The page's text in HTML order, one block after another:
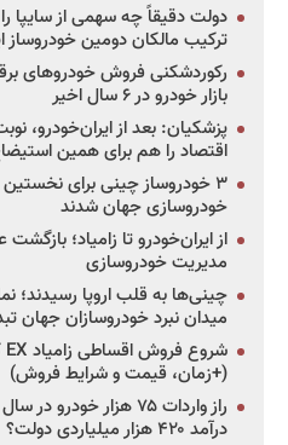
دولت دقیقاً چه سهمی از سایپا
ترکیب مالکان دومین خودروساز
رکوردشکنی فروش خودروهای
بازار خودرو در ۶ سال اخیر
پزشکیان: بعد از ایران‌خودرو،
اقتصاد را هم برای همین
خودروسازی جهان شدند
از ایران‌خودرو تا زامیاد؛
مدیریت خودروسازی
میدان نبرد خودروسازان جهان
(+زمان، قیمت و شرایط فروش)
درآمد ۴۲۰ هزار میلیاردی دولت؟